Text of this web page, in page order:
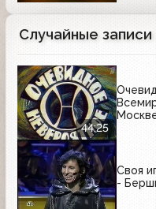
Случайные записи
44:25
Своя
-